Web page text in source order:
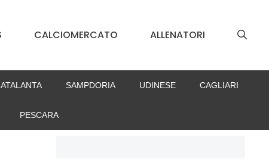
CALCIOMERCATO ALLENATORI
ATALANTA SAMPDORIA UDINESE CAGLIARI
PESCARA